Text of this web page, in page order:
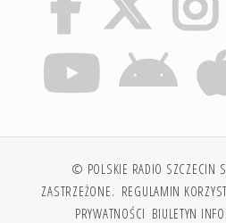
© POLSKIE RADIO SZCZECIN
ZASTRZEŻONE. REGULAMIN
PRYWATNOŚCI BIULETYN